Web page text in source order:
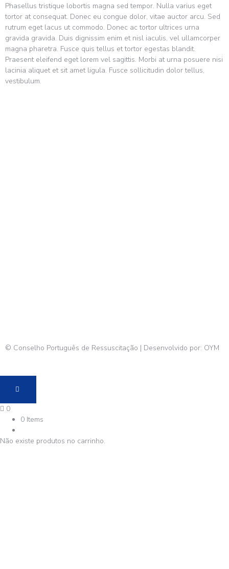
Phasellus tristique lobortis magna sed tempor. Nulla varius eget
tortor at consequat. Donec eu congue dolor, vitae auctor arcu. Sed
rutrum eget lacus ut commodo. Donec ac tortor ultrices urna
gravida gravida. Duis dignissim enim et nisl iaculis, vel ullamcorper
magna pharetra. Fusce quis tellus et tortor egestas blandit.
Praesent eleifend eget lorem vel sagittis. Morbi at urna posuere nisi
lacinia aliquet et sit amet ligula. Fusce sollicitudin dolor tellus,
vestibulum.
© Conselho Português de Ressuscitação | Desenvolvido por: OYM
0
0 Items
Não existe produtos no carrinho.